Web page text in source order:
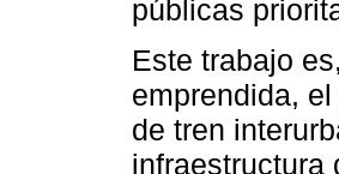
públicas
Este trabajo
emprendida,
de tren
infraestructura